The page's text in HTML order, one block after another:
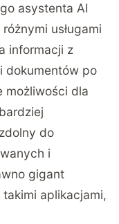
asystenta AI
usługami
informacji z
dokumentów po
możliwości dla
do
i
gigant
aplikacjami,